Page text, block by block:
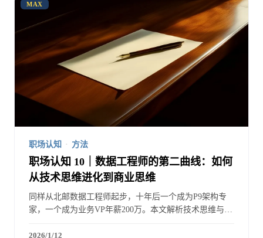
MAX
职场认知 · 方法
职场认知 10｜数据工程师的第二曲线：如何
从技术思维进化到商业思维
同样从北邮数据工程师起步，十年后一个成为P9架构专
家，一个成为业务VP年薪200万。本文解析技术思维与商
思维进化。
2026/1/12